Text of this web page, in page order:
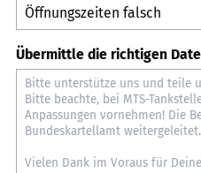
Übermittle die richtigen